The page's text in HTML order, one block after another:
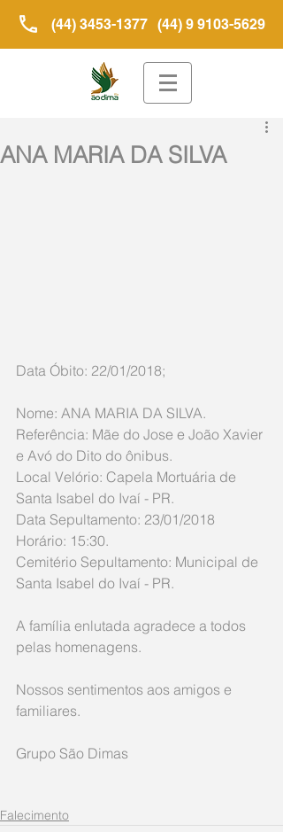
(44) 3453-1377 (44) 9 9103-5629
ANA MARIA DA SILVA
Data Óbito: 22/01/2018;
Nome: ANA MARIA DA SILVA.
Referência: Mãe do Jose e João Xavier
e Avó do Dito do ônibus.
Local Velório: Capela Mortuária de
Santa Isabel do Ivaí - PR.
Data Sepultamento: 23/01/2018
Horário: 15:30.
Cemitério Sepultamento: Municipal de
Santa Isabel do Ivaí - PR.
A família enlutada agradece a todos
pelas homenagens.
Nossos sentimentos aos amigos e
familiares.
Grupo São Dimas
Falecimento